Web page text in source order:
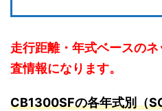
走行距離・年式ベースの
査情報になります。
CB1300SFの各年式別（